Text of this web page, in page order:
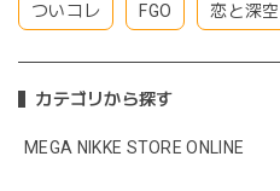
ついコレ FGO 恋と深空
カテゴリから探す
MEGA NIKKE STORE ONLINE